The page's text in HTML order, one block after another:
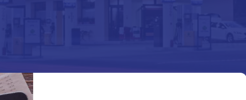
Accetto l'utilizzo di cookie tecnici (obbligatori per proseguire la navigazione del
sito)